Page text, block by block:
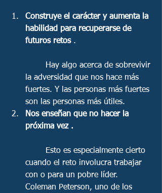
Construye el carácter y aumenta la
habilidad para recuperarse de
futuros retos .
la adversidad que nos hace más
fuertes. Y las personas más fuertes
son las personas más útiles.
Nos enseñan que no hacer la
próxima vez .
cuando el reto involucra trabajar
con o para un pobre líder.
Coleman Peterson, uno de los